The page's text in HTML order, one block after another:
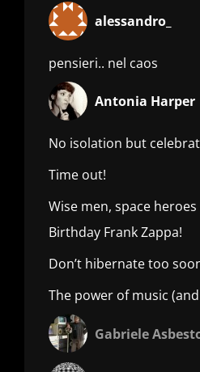
alessandro_
pensieri.. nel caos
Antonia Harper
No isolation but
Time out!
Wise men, space
Birthday Frank Zappa!
Don’t hibernate too
The power of music
Gabriele